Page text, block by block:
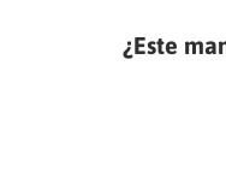
¿Este